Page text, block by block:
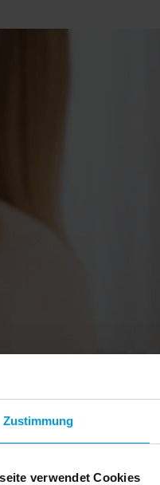
Zustimmung
verwendet Cookies